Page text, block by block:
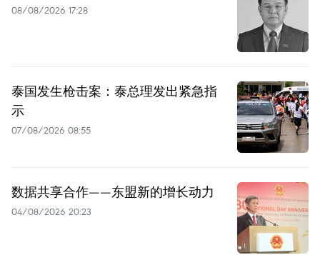
08/08/2026 17:28
泰国发生枪击案：泰总理发出紧急指
示
07/08/2026 08:55
数据共享合作——东盟新的增长动力
04/08/2026 20:23